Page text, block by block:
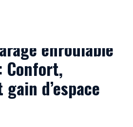
enroulable
d’espace